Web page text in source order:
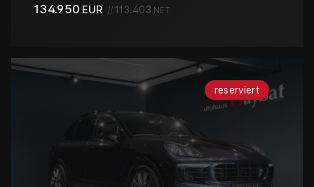
134.950 EUR // 113.403 NET
reserviert